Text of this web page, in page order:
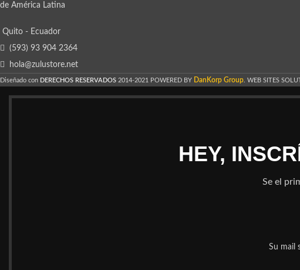
de América Latina
Quito - Ecuador
(593) 93 904 2364
hola@zulustore.net
Diseñado con DERECHOS RESERVADOS 2014-2021 POWERED BY DanKorp Group . WEB SITES
HEY,
Se el
Su mail